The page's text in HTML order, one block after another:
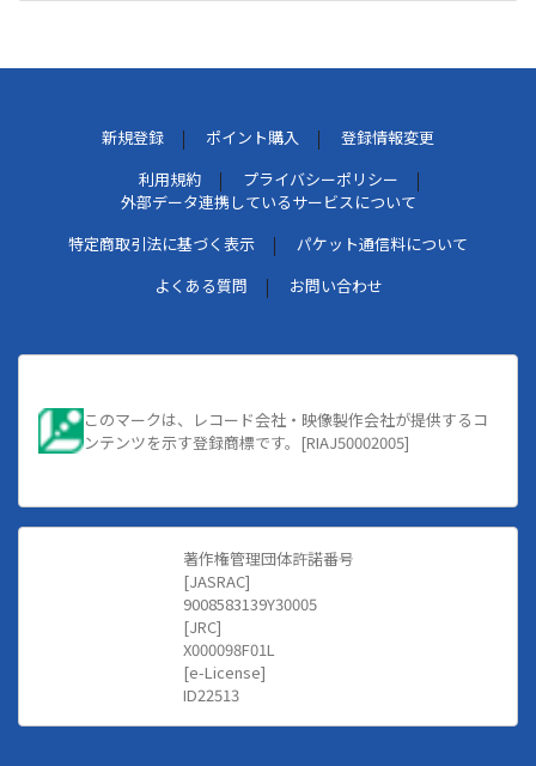
新規登録 ポイント購入
登録情報変更
利用規約
プライバシーポリシー
外部データ連携しているサービスについて
特定商取引法に基づく表示
パケット通信料について
よくある質問
お問い合わせ
このマークは、レコード会社・映像製作会社が提供するコ
ンテンツを示す登録商標です。[RIAJ50002005]
著作権管理団体許諾番号
[JASRAC]
9008583139Y30005
[JRC]
X000098F01L
[e-License]
ID22513